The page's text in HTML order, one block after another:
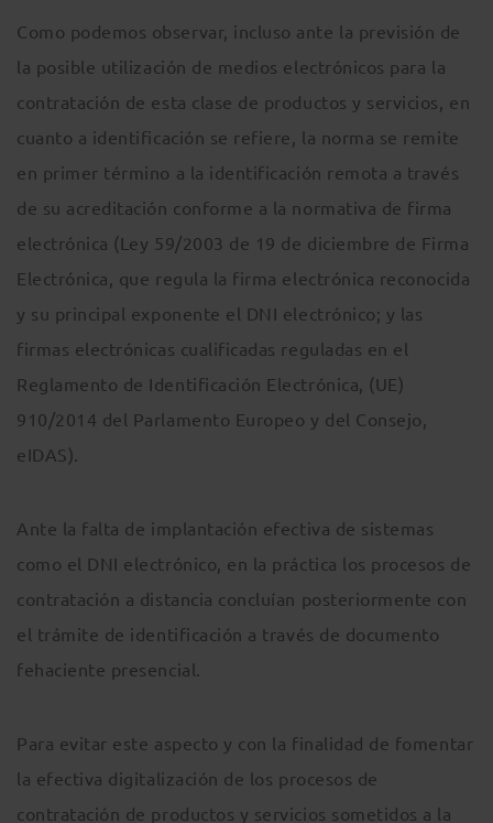
Como podemos observar, incluso ante la previsión de
la posible utilización de medios electrónicos para la
contratación de esta clase de productos y servicios, en
cuanto a identificación se refiere, la norma se remite
en primer término a la identificación remota a través
de su acreditación conforme a la normativa de firma
electrónica (Ley 59/2003 de 19 de diciembre de Firma
Electrónica, que regula la firma electrónica reconocida
y su principal exponente el DNI electrónico; y las
firmas electrónicas cualificadas reguladas en el
Reglamento de Identificación Electrónica, (UE)
910/2014 del Parlamento Europeo y del Consejo,
eIDAS).
Ante la falta de implantación efectiva de sistemas
como el DNI electrónico, en la práctica los procesos de
contratación a distancia concluían posteriormente con
el trámite de identificación a través de documento
fehaciente presencial.
Para evitar este aspecto y con la finalidad de fomentar
la efectiva digitalización de los procesos de
contratación de productos y servicios sometidos a la